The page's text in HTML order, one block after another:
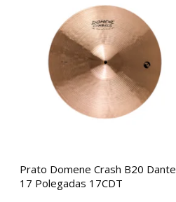
Prato Domene Crash B20 Dante
17 Polegadas 17CDT